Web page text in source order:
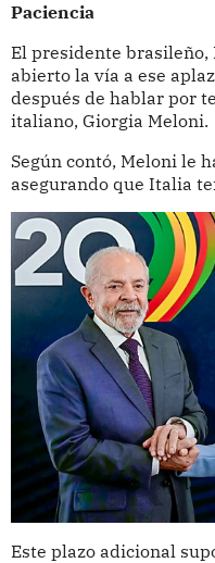
Paciencia
El presidente brasileño,
abierto la vía a ese
después de hablar por
italiano, Giorgia Meloni.
Según contó, Meloni le
asegurando que Italia
Este plazo adicional